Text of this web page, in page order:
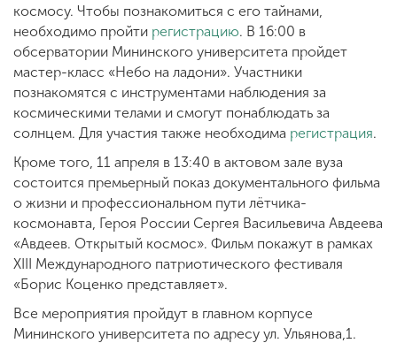
космосу. Чтобы познакомиться с его тайнами,
необходимо пройти регистрацию. В 16:00 в
обсерватории Мининского университета пройдет
мастер-класс «Небо на ладони». Участники
познакомятся с инструментами наблюдения за
космическими телами и смогут понаблюдать за
солнцем. Для участия также необходима регистрация.
Кроме того, 11 апреля в 13:40 в актовом зале вуза
состоится премьерный показ документального фильма
о жизни и профессиональном пути лётчика-
космонавта, Героя России Сергея Васильевича Авдеева
«Авдеев. Открытый космос». Фильм покажут в рамках
XIII Международного патриотического фестиваля
«Борис Коценко представляет».
Все мероприятия пройдут в главном корпусе
Мининского университета по адресу ул. Ульянова,1.